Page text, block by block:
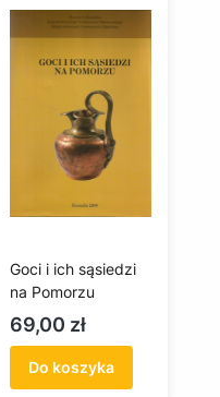
Goci i ich sąsiedzi
na Pomorzu
Cena
69,00 zł
Do koszyka